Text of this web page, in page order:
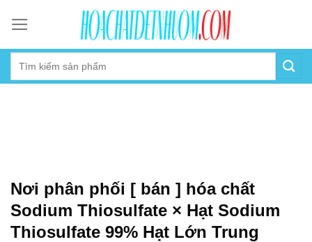
content
Nơi phân phối [ bán ] hóa chất
Sodium Thiosulfate × Hạt Sodium
Thiosulfate 99% Hạt Lớn Trung